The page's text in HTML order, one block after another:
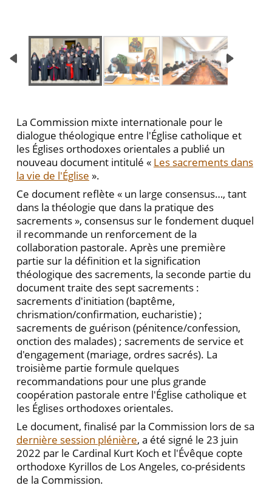
La Commission mixte internationale pour le
dialogue théologique entre l'Église catholique et
les Églises orthodoxes orientales a publié un
nouveau document intitulé « Les sacrements dans
la vie de l'Église ».
Ce document reflète « un large consensus…, tant
dans la théologie que dans la pratique des
sacrements », consensus sur le fondement duquel
il recommande un renforcement de la
collaboration pastorale. Après une première
partie sur la définition et la signification
théologique des sacrements, la seconde partie du
document traite des sept sacrements :
sacrements d'initiation (baptême,
chrismation/confirmation, eucharistie) ;
sacrements de guérison (pénitence/confession,
onction des malades) ; sacrements de service et
d'engagement (mariage, ordres sacrés). La
troisième partie formule quelques
recommandations pour une plus grande
coopération pastorale entre l'Église catholique et
les Églises orthodoxes orientales.
Le document, finalisé par la Commission lors de sa
dernière session plénière, a été signé le 23 juin
2022 par le Cardinal Kurt Koch et l'Évêque copte
orthodoxe Kyrillos de Los Angeles, co-présidents
de la Commission.